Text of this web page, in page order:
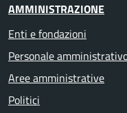
AMMINISTRAZIONE
Enti e fondazioni
Personale
Aree amministrative
Politici